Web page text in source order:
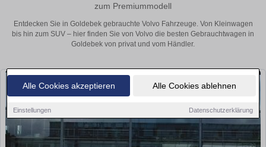
Alle Cookies akzeptieren Alle Cookies ablehnen
Einstellungen Datenschutzerklärung
zum Premiummodell
Entdecken Sie in Goldebek gebrauchte Volvo Fahrzeuge. Von Kleinwagen
bis hin zum SUV – hier finden Sie von Volvo die besten Gebrauchtwagen in
Goldebek von privat und vom Händler.